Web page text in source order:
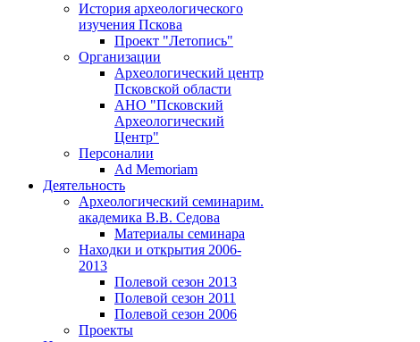
История археологического
изучения Пскова
Проект "Летопись"
Организации
Археологический центр
Псковской области
АНО "Псковский
Археологический
Центр"
Персоналии
Ad Memoriam
Деятельность
Археологический семинарим.
академика В.В. Седова
Материалы семинара
Находки и открытия 2006-
2013
Полевой сезон 2013
Полевой сезон 2011
Полевой сезон 2006
Проекты